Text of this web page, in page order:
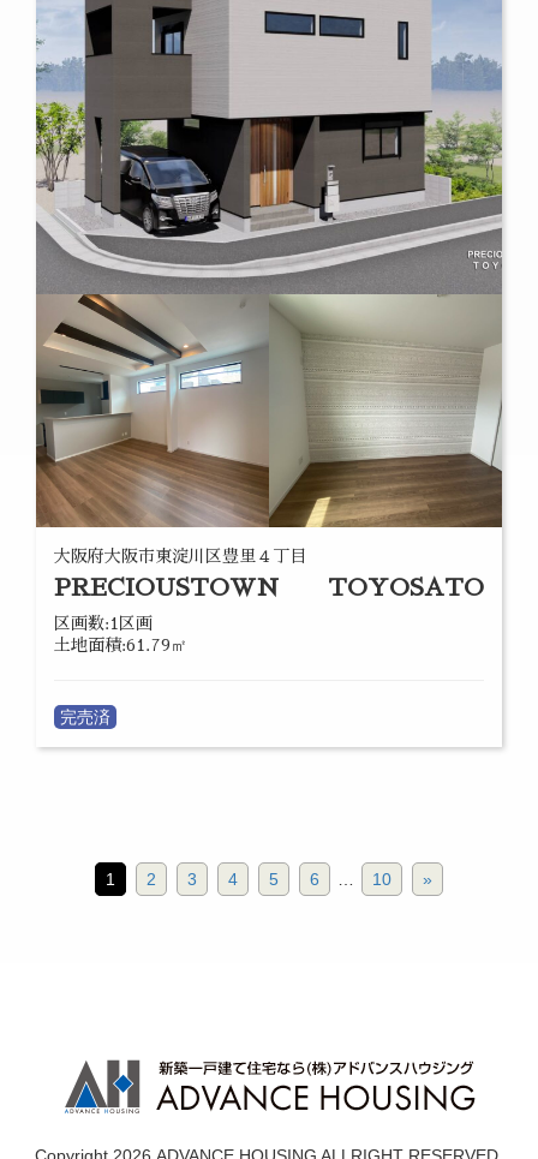
大阪府大阪市東淀川区豊里４丁目
PRECIOUSTOWN TOYOSATO
区画数:1区画
土地面積:61.79㎡
完売済
1 2 3 4 5 6 10 »